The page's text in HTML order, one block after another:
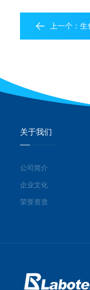
上一个：生
关于我们
公司简介
企业文化
荣誉资质